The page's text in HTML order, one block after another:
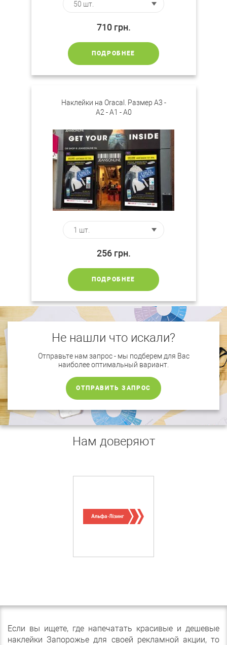
710 грн.
ПОДРОБНЕЕ
Наклейки на Oracal. Размер А3 -
А2 - А1 - А0
256 грн.
ПОДРОБНЕЕ
Не нашли что искали?
Отправьте нам запрос - мы подберем для Вас
наиболее оптимальный вариант.
ОТПРАВИТЬ ЗАПРОС
Нам доверяют
Если вы ищете, где напечатать красивые и дешевые
наклейки Запорожье для своей рекламной акции, то